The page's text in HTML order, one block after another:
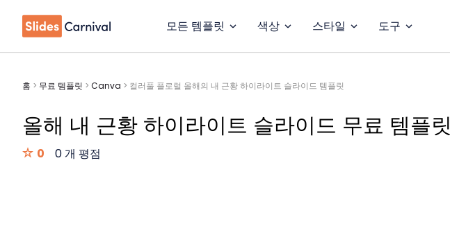
모든 템플릿 색상 스타일 도구
홈 > 무료 템플릿 > Canva > 컬러풀 플로럴 올해의 내 근황 하이라이트 슬라이드 템플릿
올해 내 근황 하이라이트 슬라이드 무료 템플릿
0 0 개 평점